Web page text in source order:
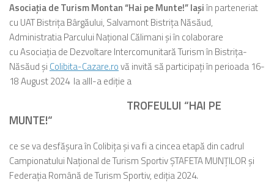
Asociaţia de Turism Montan “Hai pe Munte!” Iaşiîn parteneriat
cu UAT Bistriţa Bârgăului, Salvamont Bistriţa Năsăud,
Administratia Parcului Naţional Călimani şi în colaborare
cu Asociația de Dezvoltare Intercomunitară Turism în Bistrița-
Năsăud şi Colibita-Cazare.rovă invită să participaţi în perioada 16-
18 August 2024 la aIII-a ediţie a
TROFEULUI “HAI PE
MUNTE!“
ce se va desfăşura în Colibiţa şi va fi a cincea etapă din cadrul
Campionatului Naţional de Turism Sportiv ŞTAFETA MUNŢILOR şi
Federaţia Română de Turism Sportiv, ediţia 2024.